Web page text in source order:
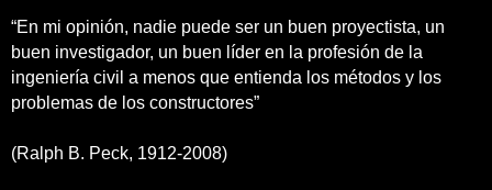
“En mi opinión, nadie puede ser un buen proyectista, un
buen investigador, un buen líder en la profesión de la
ingeniería civil a menos que entienda los métodos y los
problemas de los constructores”
(Ralph B. Peck, 1912-2008)